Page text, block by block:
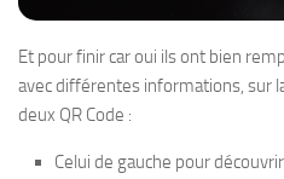
Et pour finir car oui ils ont bien
avec différentes informations, sur
deux QR Code :
Celui de gauche pour